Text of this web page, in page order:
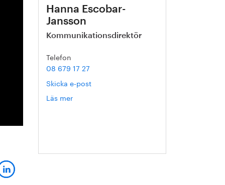
Hanna Escobar-
Jansson
Kommunikationsdirektör
Telefon
08 679 17 27
Skicka e-post
Läs mer